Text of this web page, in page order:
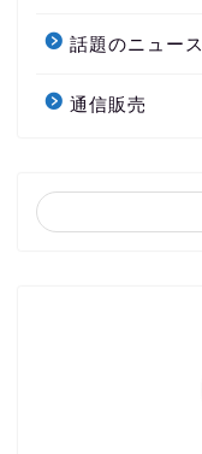
話題のニュース
通信販売